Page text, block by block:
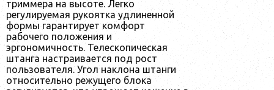
триммера на высоте. Легко
регулируемая рукоятка удлиненной
формы гарантирует комфорт
рабочего положения и
эргономичность. Телескопическая
штанга настраивается под рост
пользователя. Угол наклона штанги
относительно режущего блока